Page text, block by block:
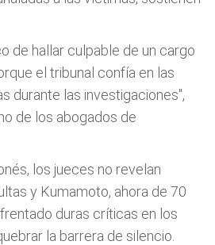
de hallar culpable de un cargo
el tribunal confía en las
durante las investigaciones",
de los abogados de
los jueces no revelan
y Kumamoto, ahora de 70
duras críticas en los
la barrera de silencio.